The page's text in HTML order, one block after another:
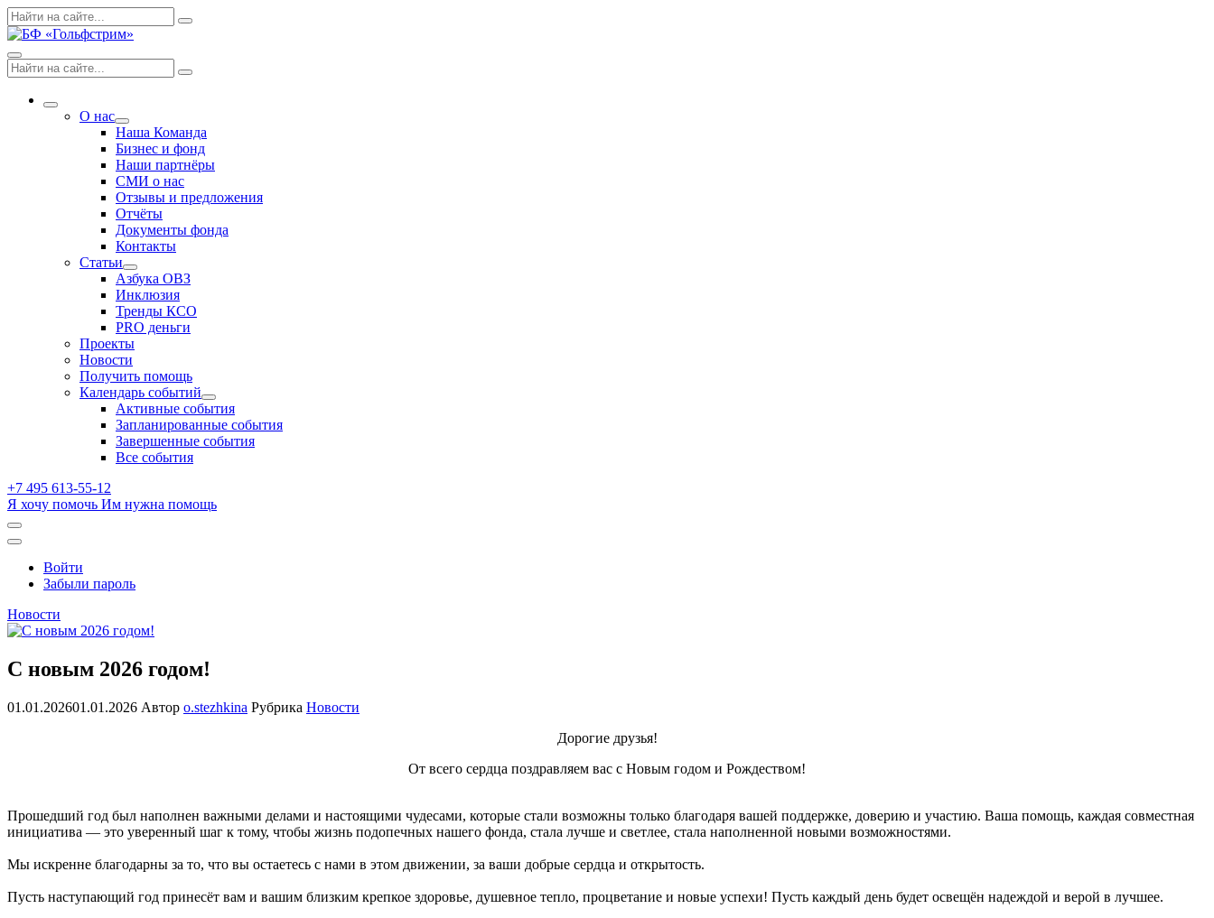
Skip
to
Поиск
по:
Search
Menu
Поиск
по:
Search
More О нас
Expand
dropdown
Наша Команда
Бизнес и фонд
Наши партнёры
СМИ о нас
Отзывы и предложения
Отчёты
Документы фонда
Контакты
Статьи
Expand
dropdown
Азбука ОВЗ
Инклюзия
Тренды КСО
PRO деньги
Проекты
Новости
Получить помощь
Календарь событий
Expand
dropdown
Активные события
Запланированные события
Завершенные события
Все события
+7 495 613-55-12
Я хочу помочь Им нужна помощь
Открыть
поиск
Профиль
Войти
Забыли пароль
Новости
С новым 2026 годом!
01.01.202601.01.2026 Автор o.stezhkina Рубрика Новости
Дорогие друзья!
От всего сердца поздравляем вас с Новым годом и Рождеством!
Прошедший год был наполнен важными делами и настоящими чудесами, которые стали возможны только благодаря вашей поддержке, доверию и участию. Ваша помощь, каждая совместная
инициатива — это уверенный шаг к тому, чтобы жизнь подопечных нашего фонда, стала лучше и светлее, стала наполненной новыми возможностями.
Мы искренне благодарны за то, что вы остаетесь с нами в этом движении, за ваши добрые сердца и открытость.
Пусть наступающий год принесёт вам и вашим близким крепкое здоровье, душевное тепло, процветание и новые успехи! Пусть каждый день будет освещён надеждой и верой в лучшее.